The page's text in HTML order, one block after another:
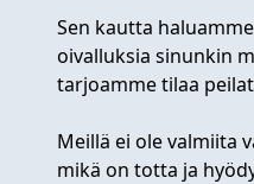
Sen kautta
oivalluksia sinunkin
tarjoamme tilaa
Meillä ei ole valmiita
mikä on totta ja